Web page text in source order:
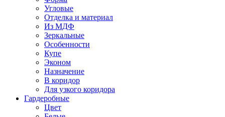
Угловые
Отделка и материал
Из МДФ
Зеркальные
Особенности
Купе
Эконом
Назначение
В коридор
Для узкого коридора
Гардеробные
Цвет